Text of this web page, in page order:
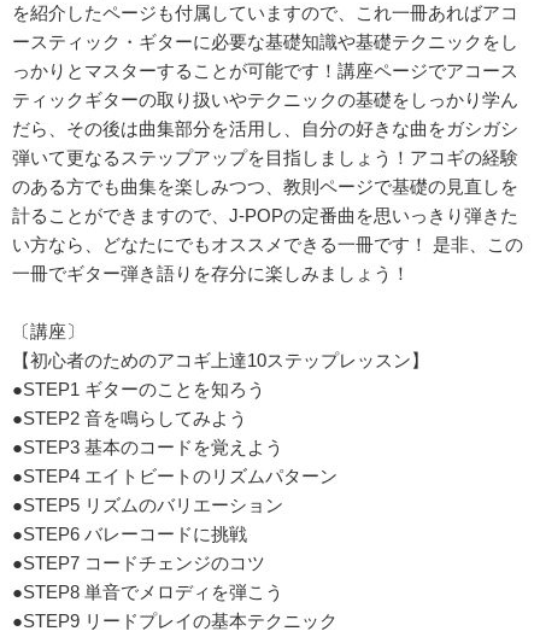
を紹介したページも付属していますので、これ一冊あればアコ
ースティック・ギターに必要な基礎知識や基礎テクニックをし
っかりとマスターすることが可能です！講座ページでアコース
ティックギターの取り扱いやテクニックの基礎をしっかり学ん
だら、その後は曲集部分を活用し、自分の好きな曲をガシガシ
弾いて更なるステップアップを目指しましょう！アコギの経験
のある方でも曲集を楽しみつつ、教則ページで基礎の見直しを
計ることができますので、J-POPの定番曲を思いっきり弾きた
い方なら、どなたにでもオススメできる一冊です！ 是非、この
一冊でギター弾き語りを存分に楽しみましょう！
〔講座〕
【初心者のためのアコギ上達10ステップレッスン】
●STEP1 ギターのことを知ろう
●STEP2 音を鳴らしてみよう
●STEP3 基本のコードを覚えよう
●STEP4 エイトビートのリズムパターン
●STEP5 リズムのバリエーション
●STEP6 バレーコードに挑戦
●STEP7 コードチェンジのコツ
●STEP8 単音でメロディを弾こう
●STEP9 リードプレイの基本テクニック